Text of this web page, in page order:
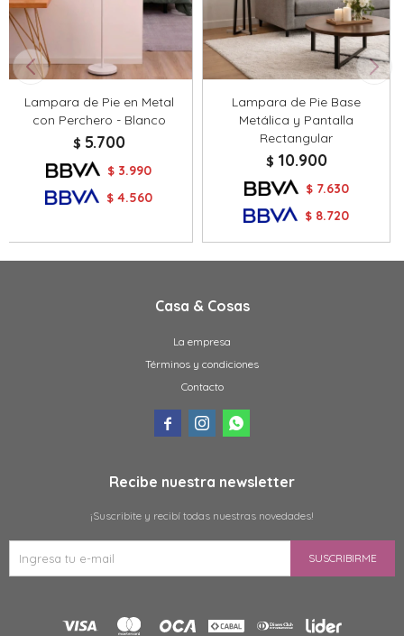
Lampara de Pie en Metal
con Perchero - Blanco
$ 5.700
$ 3.990
$ 4.560
Lampara de Pie Base
Metálica y Pantalla
Rectangular
$ 10.900
$ 7.630
$ 8.720
Casa & Cosas
La empresa
Términos y condiciones
Contacto
  
Recibe nuestra newsletter
¡Suscribite y recibí todas nuestras novedades!
SUSCRIBIRME